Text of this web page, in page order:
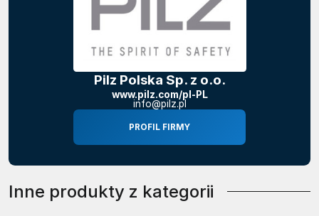
Pilz Polska Sp. z o.o.
www.pilz.com/pl-PL
info@pilz.pl
PROFIL FIRMY
Inne produkty z kategorii